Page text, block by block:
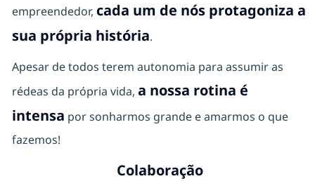
empreendedor, cada um de nós protagoniza a
sua própria história.
Apesar de todos terem autonomia para assumir as
rédeas da própria vida, a nossa rotina é
intensa por sonharmos grande e amarmos o que
fazemos!
Colaboração